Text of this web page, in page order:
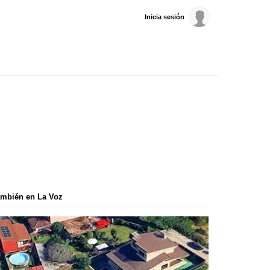
Inicia sesión
en La Voz